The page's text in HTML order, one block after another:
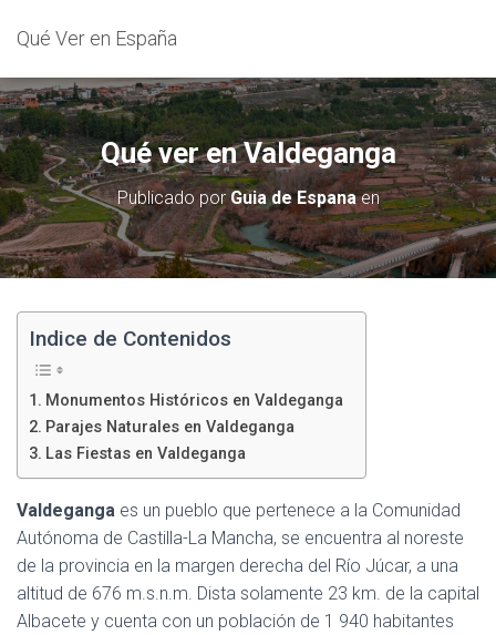
Qué Ver en España
Qué ver en Valdeganga
Publicado por Guia de Espanaen
Indice de Contenidos
Monumentos Históricos en Valdeganga
Parajes Naturales en Valdeganga
Las Fiestas en Valdeganga
Valdeganga es un pueblo que pertenece a la Comunidad
Autónoma de Castilla-La Mancha, se encuentra al noreste
de la provincia en la margen derecha del Río Júcar, a una
altitud de 676 m.s.n.m. Dista solamente 23 km. de la capital
Albacete y cuenta con un población de 1 940 habitantes